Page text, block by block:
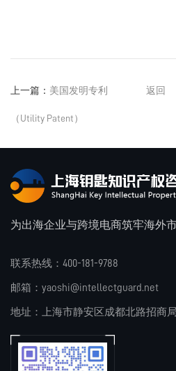
上一篇： 美国发明专利
（Utility Patent）
返回
为出海企业与跨境电商筑牢海外
联系热线：400-181-9788
邮箱：yaoshi@intellectguard.net
地址：上海市静安区成都北路招商